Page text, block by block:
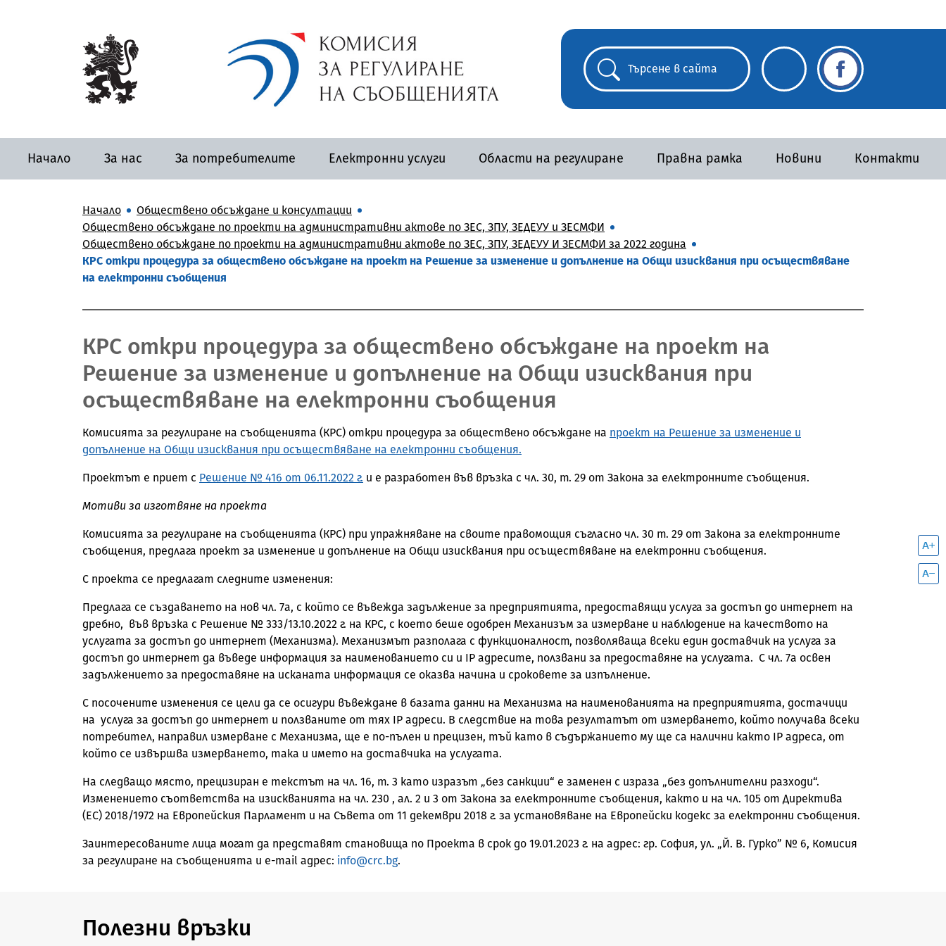
Начало За нас За потребителите Електронни услуги Области на регулиране Правна рамка Новини Контакти
Начало
Обществено обсъждане и консултации
Обществено обсъждане по проекти на административни актове по ЗЕС, ЗПУ, ЗЕДЕУУ и ЗЕСМФИ
Обществено обсъждане по проекти на административни актове по ЗЕС, ЗПУ, ЗЕДЕУУ И ЗЕСМФИ за 2022 година
КРС откри процедура за обществено обсъждане на проект на Решение за изменение и допълнение на Общи изисквания при осъществяване
на електронни съобщения
КРС откри процедура за обществено обсъждане на проект на
Решение за изменение и допълнение на Общи изисквания при
осъществяване на електронни съобщения
Комисията за регулиране на съобщенията (КРС) откри процедура за обществено обсъждане на проект на Решение за изменение и
допълнение на Общи изисквания при осъществяване на електронни съобщения.
Проектът е приет с Решение № 416 от 06.11.2022 г. и е разработен във връзка с чл. 30, т. 29 от Закона за електронните съобщения.
Мотиви за изготвяне на проекта
Комисията за регулиране на съобщенията (КРС) при упражняване на своите правомощия съгласно чл. 30 т. 29 от Закона за електронните
съобщения, предлага проект за изменение и допълнение на Общи изисквания при осъществяване на електронни съобщения.
С проекта се предлагат следните изменения:
Предлага се създаването на нов чл. 7а, с който се въвежда задължение за предприятията, предоставящи услуга за достъп до интернет на
дребно, във връзка с Решение № 333/13.10.2022 г. на КРС, с което беше одобрен Механизъм за измерване и наблюдение на качеството на
услугата за достъп до интернет (Механизма). Механизмът разполага с функционалност, позволяваща всеки един доставчик на услуга за
достъп до интернет да въведе информация за наименованието си и IP адресите, ползвани за предоставяне на услугата. С чл. 7а освен
задължението за предоставяне на исканата информация се оказва начина и сроковете за изпълнение.
С посочените изменения се цели да се осигури въвеждане в базата данни на Механизма на наименованията на предприятията, достачици
на услуга за достъп до интернет и ползваните от тях IP адреси. В следствие на това резултатът от измерването, който получава всеки
потребител, направил измерване с Механизма, ще e по-пълен и прецизен, тъй като в съдържанието му ще са налични както IP адреса, от
който се извършва измерването, така и името на доставчика на услугата.
На следващо място, прецизиран е текстът на чл. 16, т. 3 като изразът „без санкции“ е заменен с израза „без допълнителни разходи“.
Изменението съответства на изискванията на чл. 230 , ал. 2 и 3 от Закона за електронните съобщения, както и на чл. 105 от Директива
(EС) 2018/1972 на Европейския Парламент и на Съвета от 11 декември 2018 г. за установяване на Европейски кодекс за електронни съобщения.
Заинтересованите лица могат да представят становища по Проекта в срок до 19.01.2023 г. на адрес: гр. София, ул. „Й. В. Гурко” № 6, Комисия
за регулиране на съобщенията и e-mail адрес: info@crc.bg.
Полезни връзки